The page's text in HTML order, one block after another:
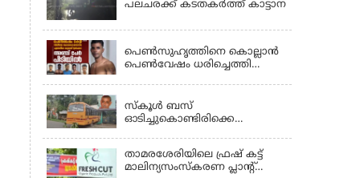
പലചരക്ക് കടതകർത്ത് കാട്ടാന
പെണ്‍സുഹൃത്തിനെ കൊല്ലാന്‍
പെണ്‍വേഷം ധരിച്ചെത്തി
സ്കൂൾ ബസ്
ഓടിച്ചുകൊണ്ടിരിക്കെ
ഡ്രൈവർ മരിച്ചു, രണ്ട്
കുട്ടികൾക്ക് പരിക്ക്
താമരശേരിയിലെ ഫ്രഷ് കട്ട്
മാലിന്യസംസ്കരണ പ്ലാന്റ്